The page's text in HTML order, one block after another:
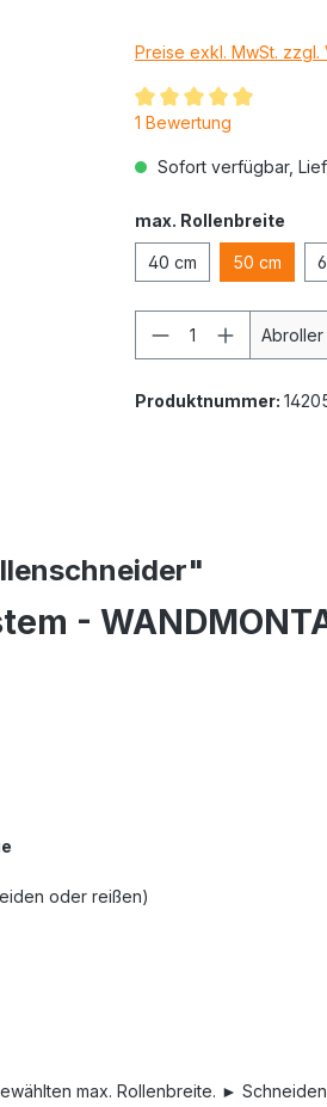
Preise exkl. MwSt. zzgl.
1 Bewertung
Sofort verfügbar,
max. Rollenbreite
40 cm 50 cm
Abroller
Produktnummer:
-
oder reißen)
max. Rollenbreite. ►